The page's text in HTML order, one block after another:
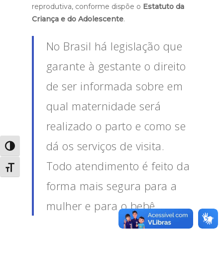
Alternar alto contraste
Alternar tamanho da fonte
reprodutiva, conforme dispõe o Estatuto da
Criança e do Adolescente.
No Brasil há legislação que
garante à gestante o direito
de ser informada sobre em
qual maternidade será
realizado o parto e como se
dá os serviços de visita.
Todo atendimento é feito da
forma mais segura para a
mulher e para o bebê.